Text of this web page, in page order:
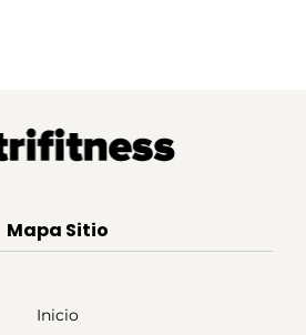
Mapa Sitio
Inicio